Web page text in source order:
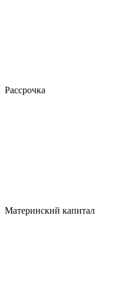
Рассрочка
Материнский капитал